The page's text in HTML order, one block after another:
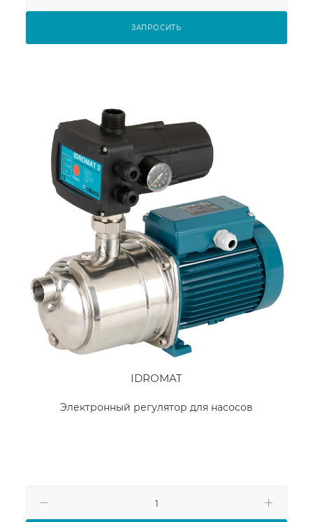
ЗАПРОСИТЬ
IDROMAT
Электронный регулятор для насосов